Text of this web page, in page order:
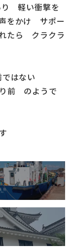
軽い衝撃を
をかけ サポー
たら クラクラ
ではない
前 のようで